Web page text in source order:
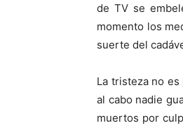
de TV se
momento los
suerte del
La tristeza no
al cabo nadie
muertos por